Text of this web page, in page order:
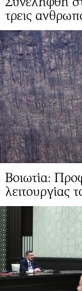
τρεις
Βοιωτία:
λειτουργίας